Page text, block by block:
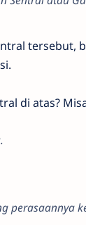
tersebut,
di atas?
perasaannya